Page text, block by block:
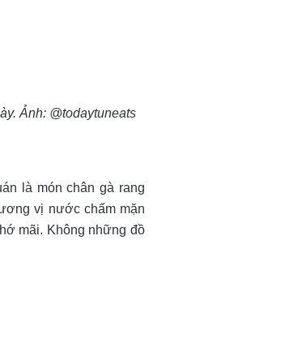
Ảnh: @todaytuneats
là món chân gà rang
vị nước chấm mặn
mãi. Không những đồ